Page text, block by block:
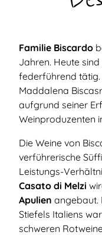
Familie Biscardo
Jahren. Heute
federführend tätig.
Maddalena
aufgrund seiner
Weinproduzenten
Die Weine von
verführerische
Leistungs-
Casato di Melzi
Apulien angebaut.
Stiefels Italiens
schweren